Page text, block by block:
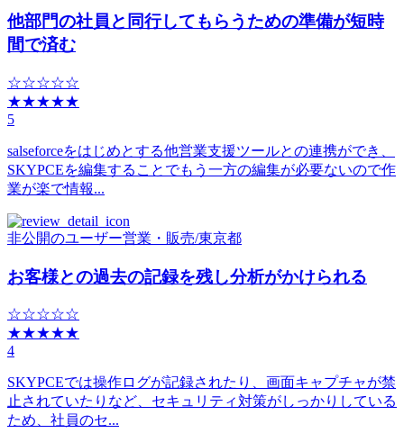
他部門の社員と同行してもらうための準備が短時
間で済む
☆☆☆☆☆
★★★★★
5
salseforceをはじめとする他営業支援ツールとの連携ができ、
SKYPCEを編集することでもう一方の編集が必要ないので作
業が楽で情報...
非公開のユーザー営業・販売/東京都
お客様との過去の記録を残し分析がかけられる
☆☆☆☆☆
★★★★★
4
SKYPCEでは操作ログが記録されたり、画面キャプチャが禁
止されていたりなど、セキュリティ対策がしっかりしている
ため、社員のセ...